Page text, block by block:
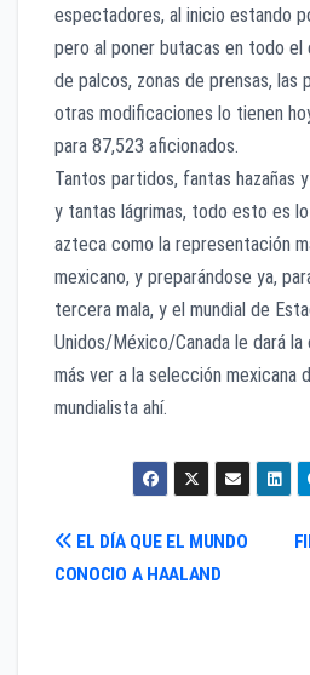
espectadores, al inicio estando
pero al poner butacas en todo el
de palcos, zonas de prensas, las
otras modificaciones lo tienen
para 87,523 aficionados.
Tantos partidos, fantas hazañas
y tantas lágrimas, todo esto es
azteca como la representación
mexicano, y preparándose ya,
tercera mala, y el mundial de
Unidos/México/Canada le dará
más ver a la selección mexicana
mundialista ahí.
Navegación
EL DÍA QUE EL MUNDO
CONOCIO A HAALAND